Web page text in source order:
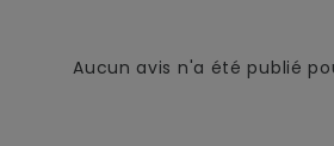
Aucun avis n'a été publié